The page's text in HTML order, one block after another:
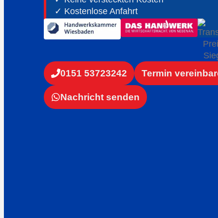
✓ Kostenlose Anfahrt
✓ ⁠24h Notdienst an 365 Tagen
0151 53723242 Termin
Nachricht senden